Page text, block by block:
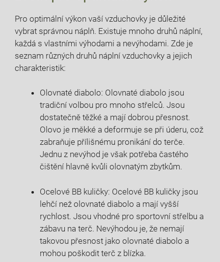
Pro optimální výkon vaší vzduchovky je důležité
vybrat správnou náplň. Existuje mnoho druhů náplní,
každá s vlastními výhodami a nevýhodami. Zde je
seznam různých druhů náplní vzduchovky a jejich
charakteristik:
Olovnaté diabolo: Olovnaté diabolo jsou
tradiční volbou pro mnoho střelců. Jsou
dostatečně těžké a mají dobrou přesnost.
Olovo je měkké a deformuje se při úderu, což
zabraňuje přílišnému pronikání do terče.
Jednu z nevýhod je však potřeba častého
čištění hlavně kvůli olovnatým zbytkům.
Ocelové BB kuličky: Ocelové BB kuličky jsou
lehčí než olovnaté diabolo a mají vyšší
rychlost. Jsou vhodné pro sportovní střelbu a
zábavu na terč. Nevýhodou je, že nemají
takovou přesnost jako olovnaté diabolo a
mohou poškodit terč z blízka.